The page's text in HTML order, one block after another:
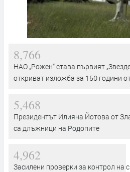
8,766
НАО „Рожен“ става първият
откриват изложба за 150 години
5,468
Президентът Илияна Йотова от
са длъжници на Родопите
4,962
Засилени проверки за контрол на